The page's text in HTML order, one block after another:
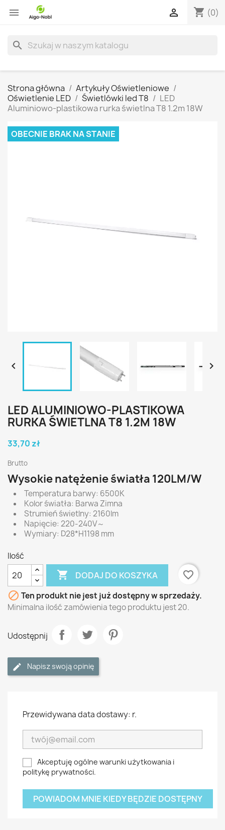
 shopping_cart (0)

search
Strona główna
Artykuły Oświetleniowe
Oświetlenie LED
Świetlówki led T8
LED
Aluminiowo-plastikowa rurka świetlna T8 1.2m 18W
OBECNIE BRAK NA STANIE
 
LED ALUMINIOWO-PLASTIKOWA
RURKA ŚWIETLNA T8 1.2M 18W
33,70 zł
Brutto
Wysokie natężenie światła 120LM/W
Temperatura barwy: 6500K
Kolor światła: Barwa Zimna
Strumień świetlny: 2160lm
Napięcie: 220-240V～
Wymiary: D28*H1198 mm
Ilość
 DODAJ DO KOSZYKA
favorite_border
 Ten produkt nie jest już dostępny w sprzedaży.
Minimalna ilość zamówienia tego produktu jest 20.
Udostępnij
Napisz swoją opinię
Przewidywana data dostawy: r.
Akceptuję ogólne warunki użytkowania i
politykę prywatności.
POWIADOM MNIE KIEDY BĘDZIE DOSTĘPNY